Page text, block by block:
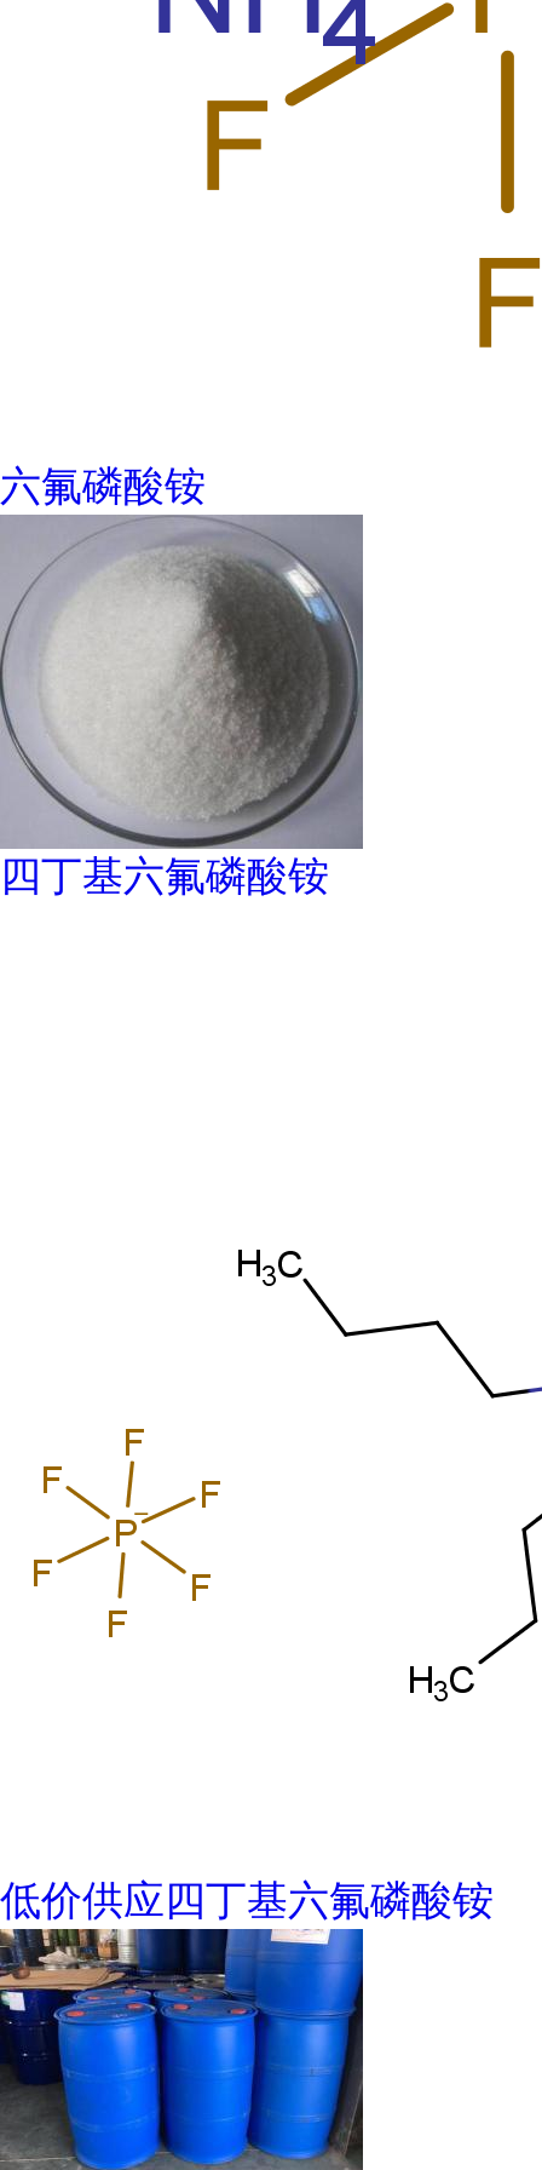
六氟磷酸铵
四丁基六氟磷酸铵
低价供应四丁基六氟磷酸铵